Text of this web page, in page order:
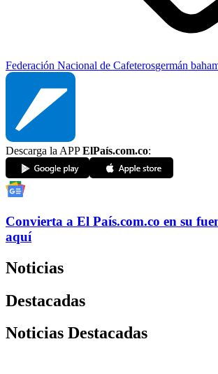
Federación Nacional de Cafeterosgermán
Descarga la APPElPaís.com.co:
Convierta a El País.com.co en su
aquí
Noticias
Destacadas
Noticias Destacadas